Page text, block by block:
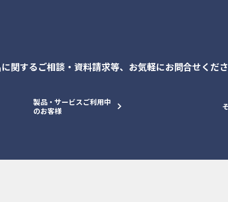
関するご相談・資料請求等、 お気軽にお問合せくださ
製品・サービスご利用中
のお客様